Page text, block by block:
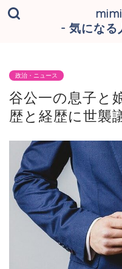
- 気になる
政治・ニュース
谷公一の息子と
歴と経歴に世襲